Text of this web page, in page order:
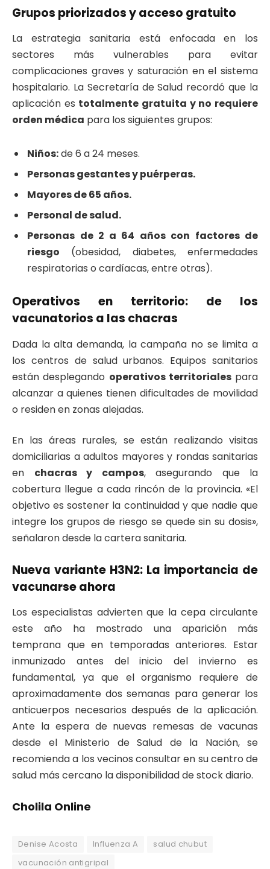
​Grupos priorizados y acceso gratuito
​La estrategia sanitaria está enfocada en los
sectores más vulnerables para evitar
complicaciones graves y saturación en el sistema
hospitalario. La Secretaría de Salud recordó que la
aplicación es totalmente gratuita y no requiere
orden médica para los siguientes grupos:
Niños:de 6 a 24 meses.
Personas gestantes y puérperas.
Mayores de 65 años.
Personal de salud.
Personas de 2 a 64 años con factores de
riesgo (obesidad, diabetes, enfermedades
respiratorias o cardíacas, entre otras).
​Operativos en territorio: de los
vacunatorios a las chacras
​Dada la alta demanda, la campaña no se limita a
los centros de salud urbanos. Equipos sanitarios
están desplegando operativos territorialespara
alcanzar a quienes tienen dificultades de movilidad
o residen en zonas alejadas.
​En las áreas rurales, se están realizando visitas
domiciliarias a adultos mayores y rondas sanitarias
en chacras y campos, asegurando que la
cobertura llegue a cada rincón de la provincia. «El
objetivo es sostener la continuidad y que nadie que
integre los grupos de riesgo se quede sin su dosis»,
señalaron desde la cartera sanitaria.
​Nueva variante H3N2: La importancia de
vacunarse ahora
​Los especialistas advierten que la cepa circulante
este año ha mostrado una aparición más
temprana que en temporadas anteriores. Estar
inmunizado antes del inicio del invierno es
fundamental, ya que el organismo requiere de
aproximadamente dos semanas para generar los
anticuerpos necesarios después de la aplicación.
Ante la espera de nuevas remesas de vacunas
desde el Ministerio de Salud de la Nación, se
recomienda a los vecinos consultar en su centro de
salud más cercano la disponibilidad de stock diario.
Cholila Online
Denise Acosta Influenza A
salud chubut
vacunación antigripal